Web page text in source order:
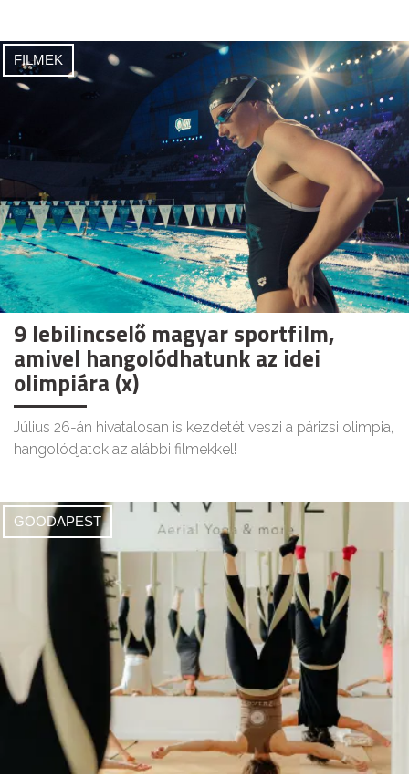
FILMEK
9 lebilincselő magyar sportfilm,
amivel hangolódhatunk az idei
olimpiára (x)
Július 26-án hivatalosan is kezdetét veszi a párizsi olimpia,
hangolódjatok az alábbi filmekkel!
GOODAPEST